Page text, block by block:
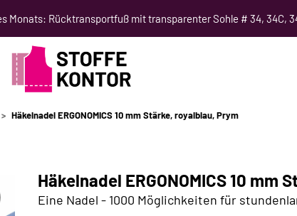
Monats: Rücktransportfuß mit transparenter Sohle # 34, 34C,
SCHNITTMUSTER NÄHKURSE
Häkelnadel ERGONOMICS 10 mm Stärke, royalblau, Prym
Häkelnadel ERGONOMICS 10 mm
Eine Nadel - 1000 Möglichkeiten für